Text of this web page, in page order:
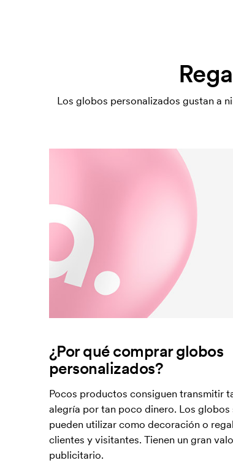
Los globos personalizados gustan a
¿Por qué comprar globos
personalizados?
Pocos productos consiguen transmitir
alegría por tan poco dinero. Los globos
pueden utilizar como decoración o
clientes y visitantes. Tienen un gran
publicitario.